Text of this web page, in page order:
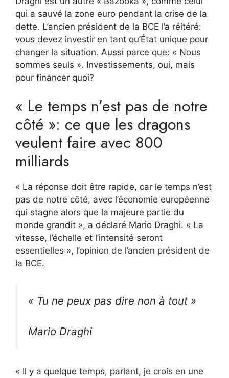
qui a sauvé la zone euro pendant la crise de la
dette. L’ancien président de la BCE l’a réitéré:
vous devez investir en tant qu’État unique pour
changer la situation. Aussi parce que: « Nous
sommes seuls ». Investissements, oui, mais
pour financer quoi?
« Le temps n’est pas de notre
côté »: ce que les dragons
veulent faire avec 800
milliards
« La réponse doit être rapide, car le temps n’est
pas de notre côté, avec l’économie européenne
qui stagne alors que la majeure partie du
monde grandit », a déclaré Mario Draghi. « La
vitesse, l’échelle et l’intensité seront
essentielles », l’opinion de l’ancien président de
la BCE.
« Tu ne peux pas dire non à tout »
Mario Draghi
« Il y a quelque temps, parlant, je crois en une